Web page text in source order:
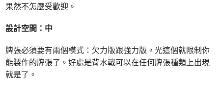
果然不怎麼受歡迎。
設計空間：中
牌張必須要有兩個模式：欠力版跟強力版。光這個就限制你
能製作的牌張了。好處是背水戰可以在任何牌張種類上出現
就是了。